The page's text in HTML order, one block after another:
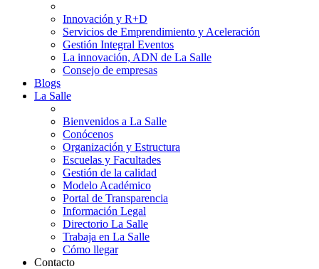
Innovación y R+D
Servicios de Emprendimiento y Aceleración
Gestión Integral Eventos
La innovación, ADN de La Salle
Consejo de empresas
Blogs
La Salle
Bienvenidos a La Salle
Conócenos
Organización y Estructura
Escuelas y Facultades
Gestión de la calidad
Modelo Académico
Portal de Transparencia
Información Legal
Directorio La Salle
Trabaja en La Salle
Cómo llegar
Contacto